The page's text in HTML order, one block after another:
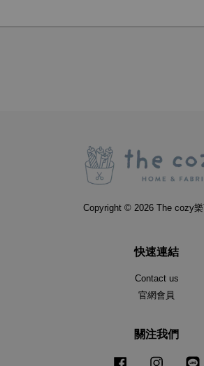
Copyright © 2026 The cozy
快速連結
Contact us
官網會員
關注我們
Facebook Instagram